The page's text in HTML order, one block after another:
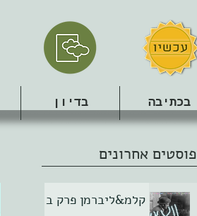
בכתיבה בדיון
פוסטים אחרונים
קלמ&ליברמן פרק ב